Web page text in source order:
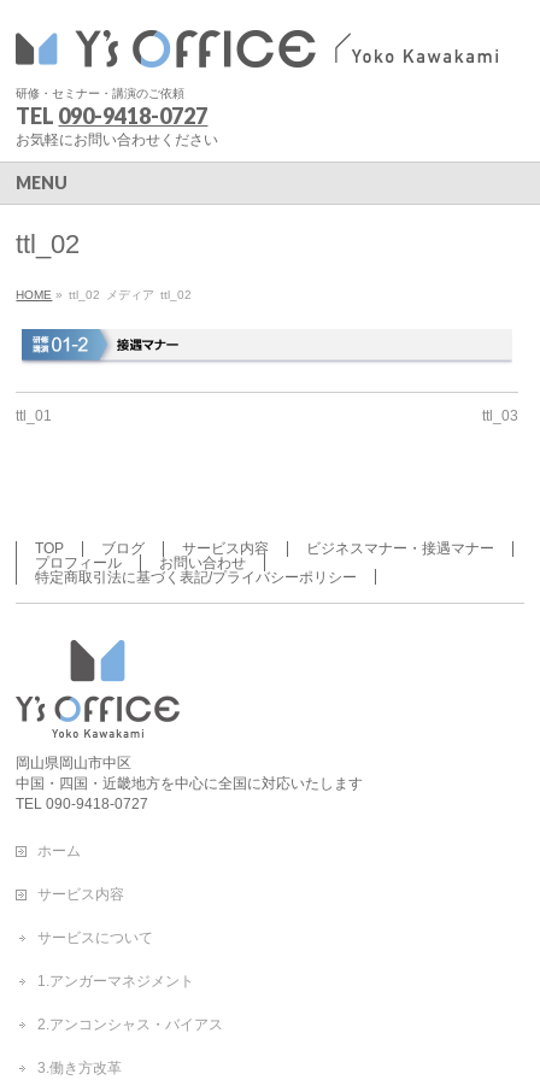
研修・セミナー・講演のご依頼
TEL 090-9418-0727
お気軽にお問い合わせください
MENU
ttl_02
HOME » ttl_02 メディア ttl_02
ttl_01 ttl_03
TOP ブログ サービス内容
ビジネスマナー・接遇マナー
プロフィール
お問い合わせ
特定商取引法に基づく表記/プライバシーポリシー
岡山県岡山市中区
中国・四国・近畿地方を中心に全国に対応いたします
TEL 090-9418-0727
ホーム
サービス内容
サービスについて
1.アンガーマネジメント
2.アンコンシャス・バイアス
3.働き方改革